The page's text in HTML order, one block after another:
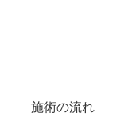
施術の流れ